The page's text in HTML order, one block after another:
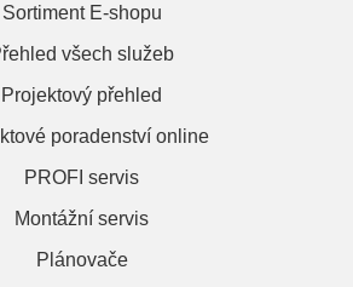
Sortiment E-shopu
všech služeb
Projektový přehled
poradenství online
PROFI servis
Montážní servis
Plánovače